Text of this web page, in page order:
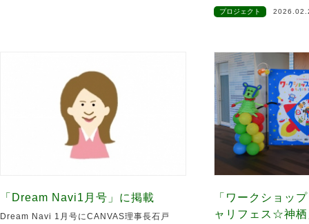
プロジェクト
「Dream Navi1月号」に掲載
Dream Navi 1月号にCANVAS理事長石戸
「ワークショッ
ャリフェス☆神